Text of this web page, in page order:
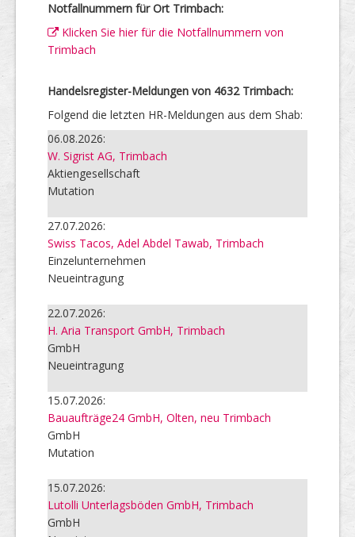
Notfallnummern für Ort Trimbach:
Klicken Sie hier für die Notfallnummern von
Trimbach
Handelsregister-Meldungen von 4632 Trimbach:
Folgend die letzten HR-Meldungen aus dem Shab:
06.08.2026:
W. Sigrist AG, Trimbach
Aktiengesellschaft
Mutation
27.07.2026:
Swiss Tacos, Adel Abdel Tawab, Trimbach
Einzelunternehmen
Neueintragung
22.07.2026:
H. Aria Transport GmbH, Trimbach
GmbH
Neueintragung
15.07.2026:
Bauaufträge24 GmbH, Olten, neu Trimbach
GmbH
Mutation
15.07.2026:
Lutolli Unterlagsböden GmbH, Trimbach
GmbH